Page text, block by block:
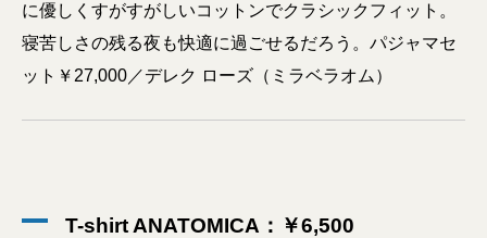
に優しくすがすがしいコットンでクラシックフィット。
寝苦しさの残る夜も快適に過ごせるだろう。パジャマセ
ット￥27,000／デレク ローズ（ミラベラオム）
T-shirt ANATOMICA：￥6,500